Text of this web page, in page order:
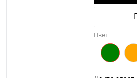
Цвет